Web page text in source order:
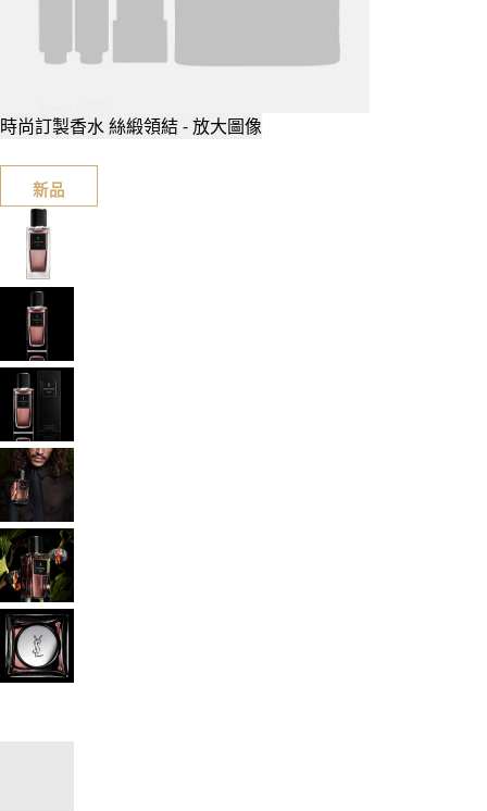
時尚訂製香水 絲緞領結 - 放大圖像
新品